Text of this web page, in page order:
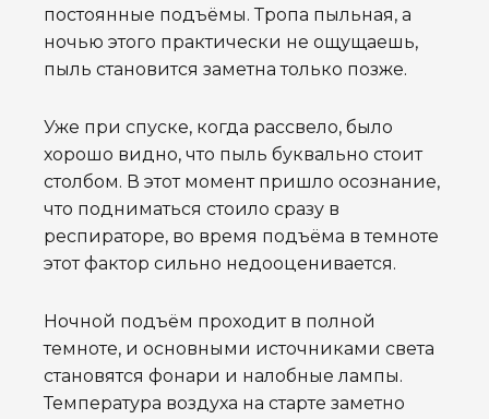
постоянные подъёмы. Тропа пыльная, а
ночью этого практически не ощущаешь,
пыль становится заметна только позже.
Уже при спуске, когда рассвело, было
хорошо видно, что пыль буквально стоит
столбом. В этот момент пришло осознание,
что подниматься стоило сразу в
респираторе, во время подъёма в темноте
этот фактор сильно недооценивается.
Ночной подъём проходит в полной
темноте, и основными источниками света
становятся фонари и налобные лампы.
Температура воздуха на старте заметно